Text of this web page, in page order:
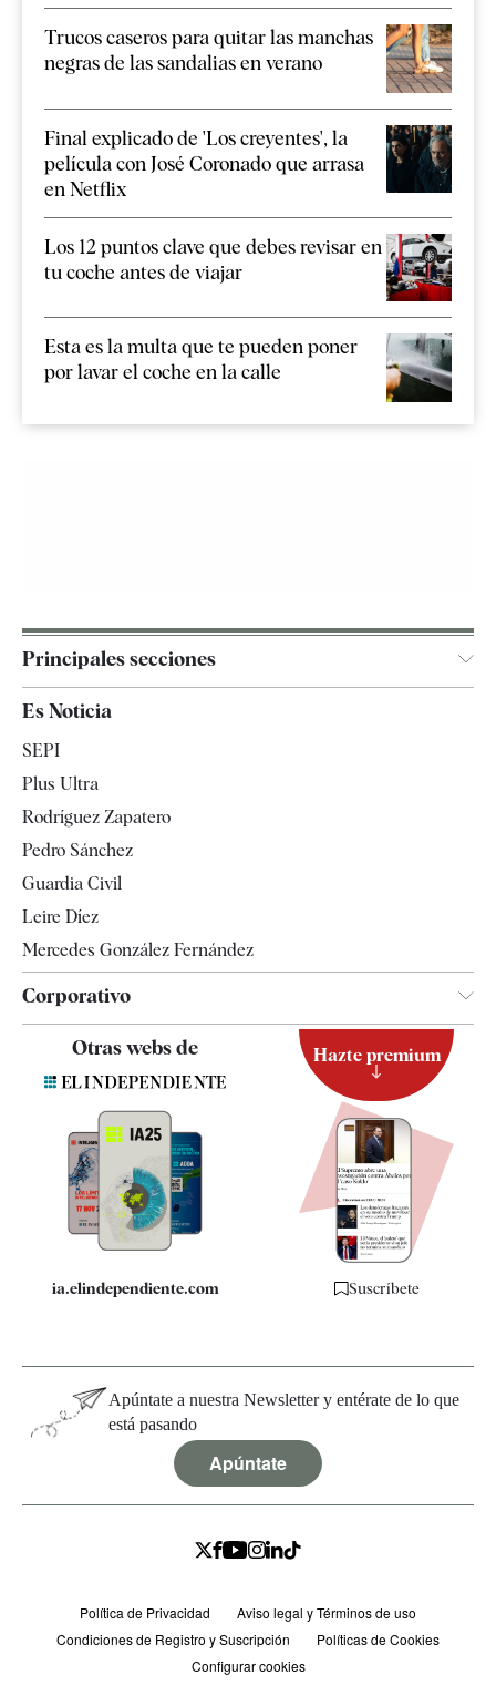
Trucos caseros para quitar las manchas
negras de las sandalias en verano
Final explicado de 'Los creyentes', la
película con José Coronado que arrasa
en Netflix
Los 12 puntos clave que debes revisar en
tu coche antes de viajar
Esta es la multa que te pueden poner
por lavar el coche en la calle
Principales secciones
España
Televisión
Es Noticia
SEPI
Plus Ultra
Rodríguez Zapatero
Pedro Sánchez
Guardia Civil
Leire Díez
Mercedes González Fernández
Corporativo
Contacto
Quiénes somos
Especificaciones
Otras webs de
ia.elindependiente.com
Hazte premium
Suscríbete
Apúntate a nuestra Newsletter y entérate de lo que
está pasando
Apúntate
Política de Privacidad
Aviso legal y Términos de uso
Condiciones de Registro y Suscripción
Políticas de Cookies
Configurar cookies